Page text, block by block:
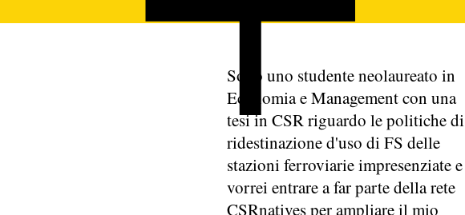
Sono uno studente neolaureato in
Economia e Management con una
tesi in CSR riguardo le politiche di
ridestinazione d'uso di FS delle
stazioni ferroviarie impresenziate e
vorrei entrare a far parte della rete
CSRnatives per ampliare il mio